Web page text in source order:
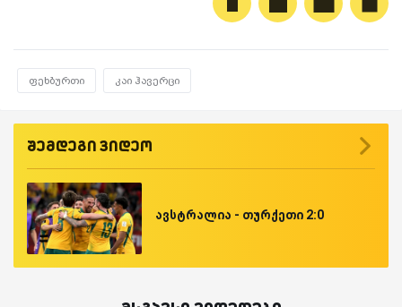
ფეხბურთი კაი ჰავერცი
შემდეგი ვიდეო
ავსტრალია - თურქეთი 2:0